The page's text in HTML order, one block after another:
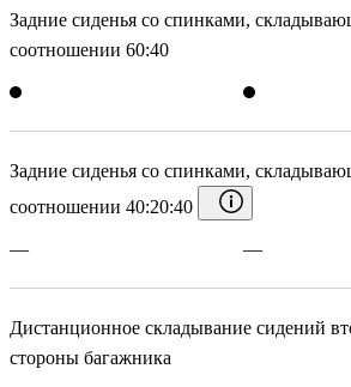
Задние сиденья со спинками,
соотношении 60:40
Задние сиденья со спинками,
соотношении 40:20:40
— —
Дистанционное складывание сидений
стороны багажника